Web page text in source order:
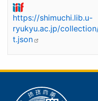
https://shimuchi.lib.u-
ryukyu.ac.jp/
t.json